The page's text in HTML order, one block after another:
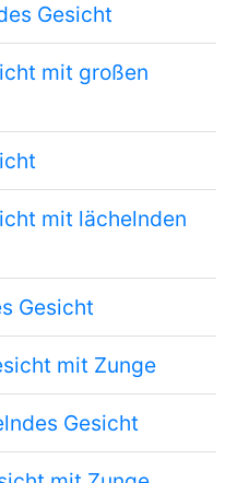
Gesicht
mit großen
mit lächelnden
Gesicht
mit Zunge
Gesicht